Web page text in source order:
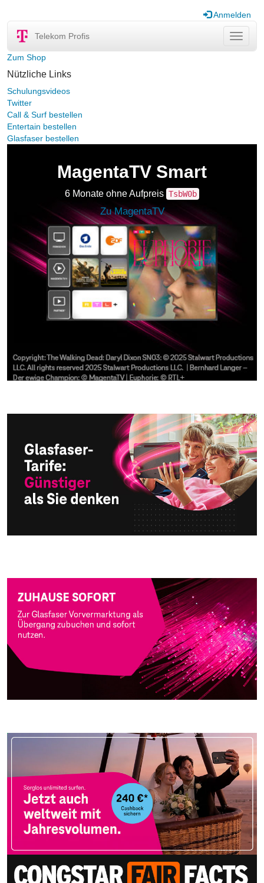
Anmelden
ein-/
Telekom Profis
Zum Shop
Nützliche Links
Schulungsvideos
Twitter
Call & Surf bestellen
Entertain bestellen
Glasfaser bestellen
MagentaTV Smart
6 Monate ohne Aufpreis TsbW0b
Zu MagentaTV